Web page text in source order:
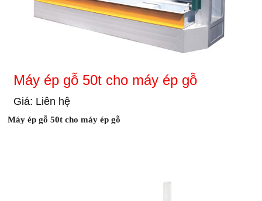
Máy ép gỗ 50t cho máy ép gỗ
Giá: Liên hệ
Máy ép gỗ 50t cho máy ép gỗ